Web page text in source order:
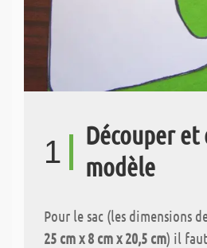
1
Découper
modèle
Pour le sac (les dimensions
25 cm x 8 cm x 20,5 cm) il